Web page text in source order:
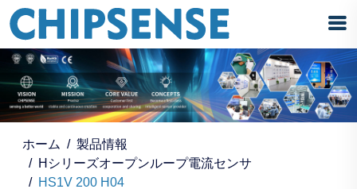
ホーム
製品情報
Hシリーズオープンループ電流センサ
HS1V 200 H04